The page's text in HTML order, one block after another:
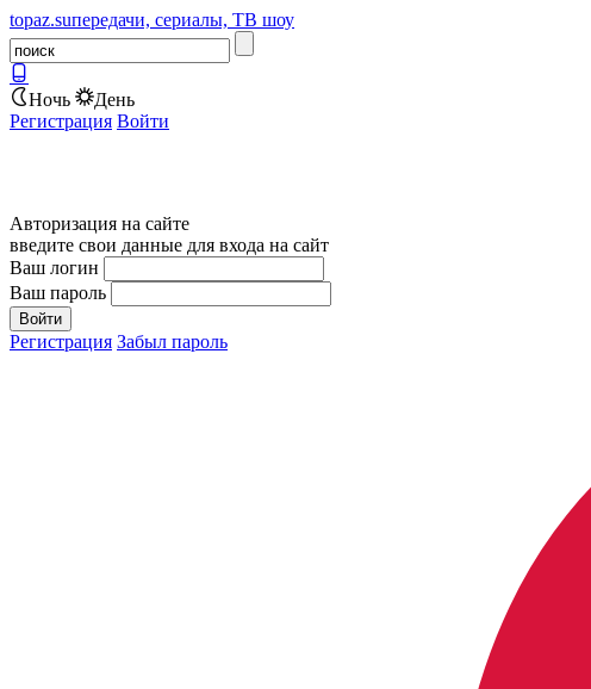
topaz.suпередачи, сериалы, ТВ шоу
Ночь
День
Регистрация Войти
Авторизация на сайте
введите свои данные для входа на сайт
Ваш логин
Ваш пароль
Регистрация Забыл пароль